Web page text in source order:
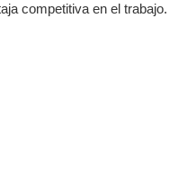
competitiva en el trabajo.